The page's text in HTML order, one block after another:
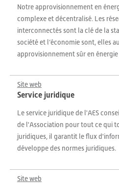
Notre approvisionnement en
complexe et décentralisé. Les
interconnectés sont la clé de la
société et l’économie sont, elles
approvisionnement sûr en
Site web
Service juridique
Le service juridique de l'AES
de l'Association pour tout ce qui
juridiques, il garantit le flux
développe des normes juridiques.
Site web